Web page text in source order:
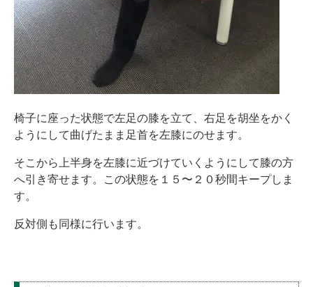
椅子に座った状態で左足の膝を立て、右足を胡坐をかく
ようにして曲げたまま足首を左膝にのせます。
そこから上半身を左膝に近づけていくようにして膝の方
へ引き寄せます。この状態を１５〜２０秒間キープしま
す。
反対側も同様に行います。